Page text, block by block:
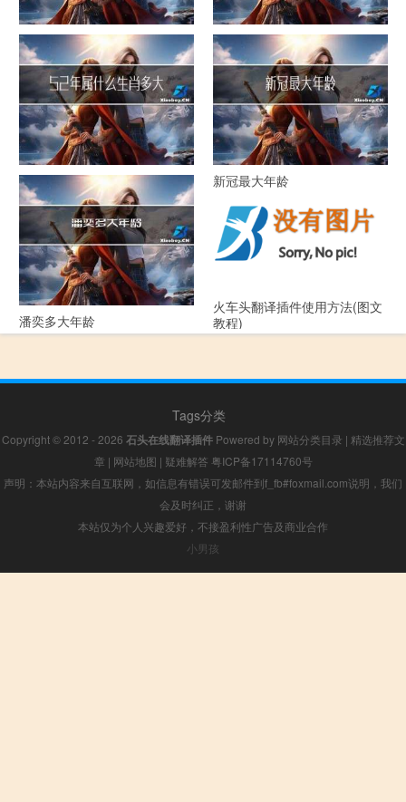
化妆师最大年龄 大年什么电视剧
52年属什么生肖多大年龄 新冠最大年龄
潘奕多大年龄
火车头翻译插件使用方法(图文
教程)
Tags分类
Copyright © 2012 - 2026 石头在线翻译插件Powered by 网站分类目录 | 精选推荐文
章 | 网站地图 | 疑难解答 粤ICP备17114760号
声明：本站内容来自互联网，如信息有错误可发邮件到f_fb#foxmail.com说明，我们
会及时纠正，谢谢
本站仅为个人兴趣爱好，不接盈利性广告及商业合作
小男孩